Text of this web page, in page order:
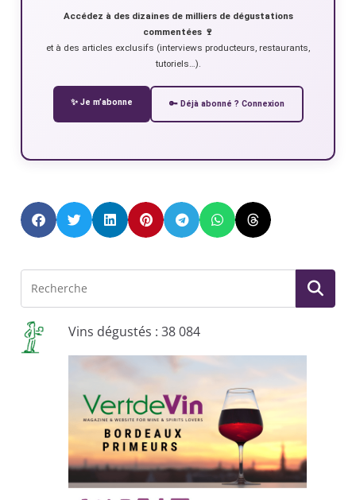
Accédez à des dizaines de milliers de dégustations
commentées 🍷
et à des articles exclusifs (interviews producteurs, restaurants,
tutoriels…).
✨ Je m’abonne 🔑 Déjà abonné ? Connexion
Vins dégustés : 38 084